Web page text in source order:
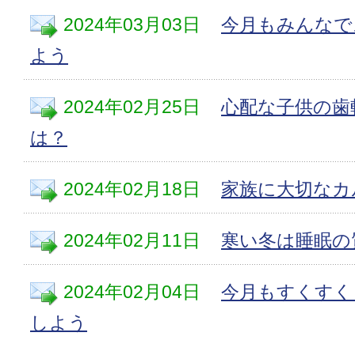
2024年03月03日
今月もみんな
よう
2024年02月25日
心配な子供の
は？
2024年02月18日 家族に大切な
2024年02月11日 寒い冬は睡眠
2024年02月04日
今月もすくす
しよう